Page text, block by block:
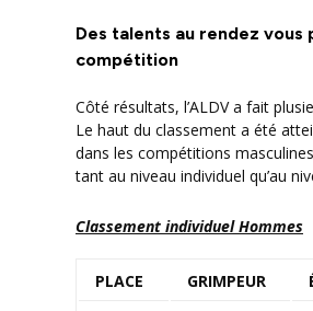
Des talents au rendez vous
compétition
Côté résultats, l’ALDV a fait
Le haut du classement a été
dans les compétitions
tant au niveau individuel qu’au
Classement individuel Hommes
PLACE GRIMPEUR